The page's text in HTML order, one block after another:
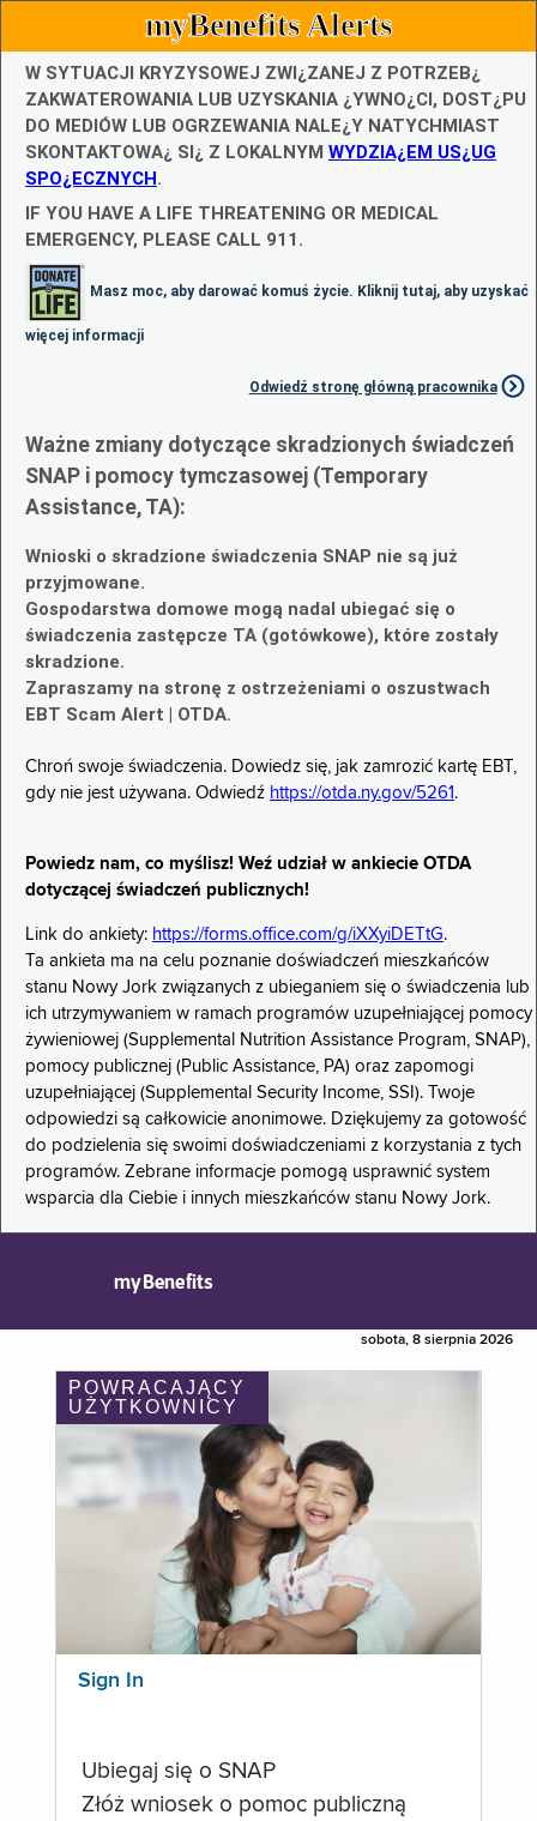
myBenefits Alerts
W SYTUACJI KRYZYSOWEJ ZWI¿ZANEJ Z POTRZEB¿
ZAKWATEROWANIA LUB UZYSKANIA ¿YWNO¿CI, DOST¿PU
DO MEDIÓW LUB OGRZEWANIA NALE¿Y NATYCHMIAST
SKONTAKTOWA¿ SI¿ Z LOKALNYM WYDZIA¿EM US¿UG
SPO¿ECZNYCH.
IF YOU HAVE A LIFE THREATENING OR MEDICAL
EMERGENCY, PLEASE CALL 911.
Masz moc, aby darować komuś życie. Kliknij tutaj, aby uzyskać
więcej informacji
Odwiedź stronę główną pracownika
Ważne zmiany dotyczące skradzionych świadczeń
SNAP i pomocy tymczasowej (Temporary
Assistance, TA):
Wnioski o skradzione świadczenia SNAP nie są już
przyjmowane.
Gospodarstwa domowe mogą nadal ubiegać się o
świadczenia zastępcze TA (gotówkowe), które zostały
skradzione.
Zapraszamy na stronę z ostrzeżeniami o oszustwach
EBT Scam Alert | OTDA.
Chroń swoje świadczenia. Dowiedz się, jak zamrozić kartę EBT,
gdy nie jest używana. Odwiedź https://otda.ny.gov/5261 .
Powiedz nam, co myślisz! Weź udział w ankiecie OTDA
dotyczącej świadczeń publicznych!
Link do ankiety: https://forms.office.com/g/iXXyiDETtG.
Ta ankieta ma na celu poznanie doświadczeń mieszkańców
stanu Nowy Jork związanych z ubieganiem się o świadczenia lub
ich utrzymywaniem w ramach programów uzupełniającej pomocy
żywieniowej (Supplemental Nutrition Assistance Program, SNAP),
pomocy publicznej (Public Assistance, PA) oraz zapomogi
uzupełniającej (Supplemental Security Income, SSI). Twoje
odpowiedzi są całkowicie anonimowe. Dziękujemy za gotowość
do podzielenia się swoimi doświadczeniami z korzystania z tych
programów. Zebrane informacje pomogą usprawnić system
wsparcia dla Ciebie i innych mieszkańców stanu Nowy Jork.
myBenefits
sobota, 8 sierpnia 2026
POWRACAJĄCY
UŻYTKOWNICY
Sign In
Ubiegaj się o SNAP
Złóż wniosek o pomoc publiczną